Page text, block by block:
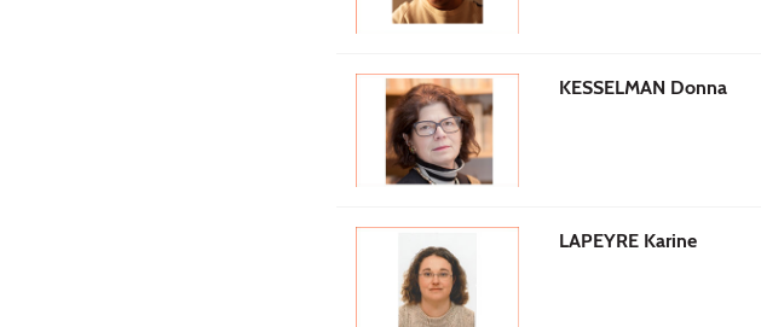
KESSELMAN Donna
LAPEYRE Karine